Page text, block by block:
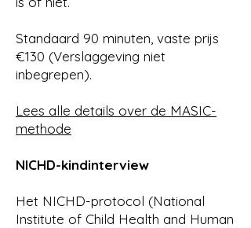
Standaard 90 minuten, vaste prijs
€130 (Verslaggeving niet
inbegrepen).
Lees alle details over de MASIC-
methode
NICHD-kindinterview
Het NICHD-protocol (National
Institute of Child Health and Human